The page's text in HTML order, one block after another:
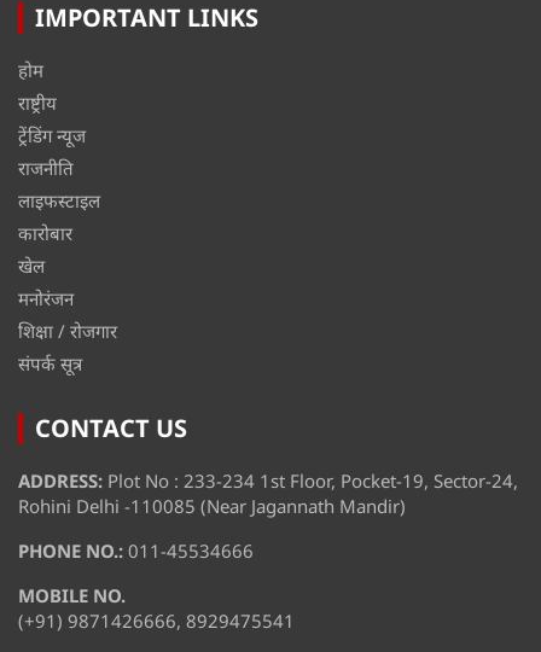
IMPORTANT LINKS
होम
राष्ट्रीय
ट्रेंडिंग न्यूज
राजनीति
लाइफस्टाइल
कारोबार
खेल
मनोरंजन
शिक्षा / रोजगार
संपर्क सूत्र
CONTACT US
ADDRESS: Plot No : 233-234 1st Floor, Pocket-19, Sector-24,
Rohini Delhi -110085 (Near Jagannath Mandir)
PHONE NO.: 011-45534666
MOBILE NO.
(+91) 9871426666, 8929475541